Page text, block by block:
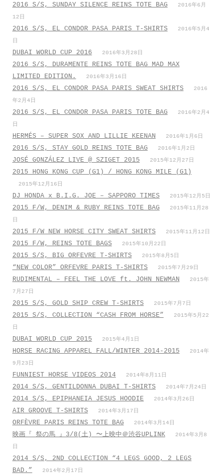
2016 S/S, SUNDAY SILENCE REINS TOTE BAG
2016年6月
12日
2016 S/S, EL CONDOR PASA PARIS T-SHIRTS
2016年5月4
日
DUBAI WORLD CUP 2016 2016年3月28日
2016 S/S, DURAMENTE REINS TOTE BAG MAD MAX
LIMITED EDITION.
2016年3月16日
2016 S/S, EL CONDOR PASA PARIS SWEAT SHIRTS
2016
年2月4日
2016 S/S, EL CONDOR PASA PARIS TOTE BAG
2016年2月4
日
HERMÉS – SUPER SOX AND LILLIE KEENAN 2016年1月6日
2016 S/S, STAY GOLD REINS TOTE BAG 2016年1月2日
JOSÉ GONZÁLEZ LIVE @ SZIGET 2015 2015年12月27日
2015 HONG KONG CUP (G1) / HONG KONG MILE (G1)
2015年12月16日
DJ HONDA x B.I.G. JOE – SAPPORO TIMES 2015年12月5日
2015 F/W, DENIM & RUBY REINS TOTE BAG
2015年11月28
日
2015 F/W NEW HORSE CITY SWEAT SHIRTS 2015年11月12日
2015 F/W, REINS TOTE BAGS 2015年10月22日
2015 S/S, BIG ORFEVRE T-SHIRTS 2015年8月5日
“NEW COLOR” ORFEVRE PARIS T-SHIRTS 2015年7月29日
RUDIMENTAL – FEEL THE LOVE ft. JOHN NEWMAN
2015年
7月27日
2015 S/S, GOLD SHIP CREW T-SHIRTS 2015年7月7日
2015 S/S, COLLECTION “CASH FROM HORSE”
2015年5月22
日
DUBAI WORLD CUP 2015 2015年4月1日
HORSE RACING APPAREL FALL/WINTER 2014-2015
2014年
9月23日
FUNNIEST HORSE VIDEOS 2014 2014年8月11日
2014 S/S, GENTILDONNA DUBAI T-SHIRTS 2014年7月24日
2014 S/S, EPIPHANEIA JESUS HOODIE 2014年3月26日
AIR GROOVE T-SHIRTS 2014年3月17日
ORFÈVRE PARIS REINS TOTE BAG 2014年3月14日
映画『 祭の馬 』3/8(土) 〜上映中＠渋谷UPLINK
2014年3月8
日
2014 S/S, 2ND COLLECTION “4 LEGS GOOD, 2 LEGS
BAD.”
2014年2月17日